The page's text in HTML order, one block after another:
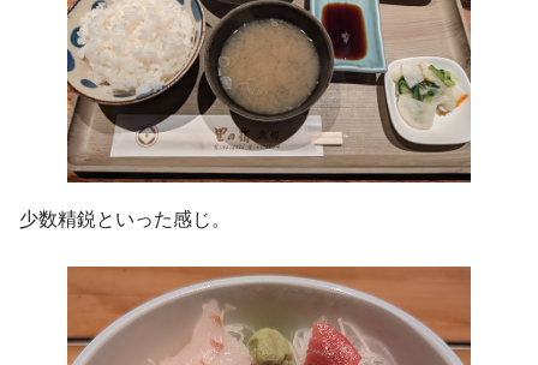
少数精鋭といった感じ。